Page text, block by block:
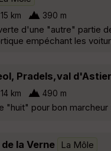
15 km 390 m
d'une "autre" partie
empéchant les
Pradels,val d'Astier
14 km 490 m
"huit" pour bon
la Verne La Môle